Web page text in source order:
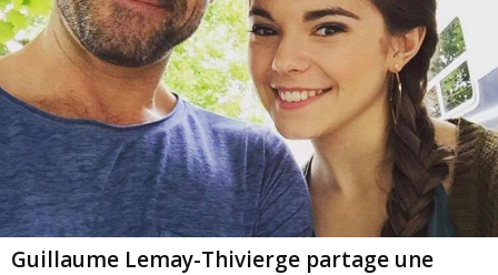
Guillaume Lemay-Thivierge partage une